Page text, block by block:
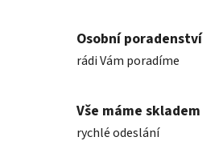
Osobní poradenství
rádi Vám poradíme
Vše máme skladem
rychlé odeslání